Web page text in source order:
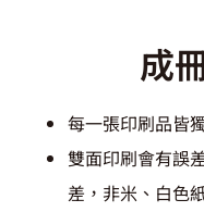
成
每一張印刷品皆
雙面印刷會有誤
差，非米、白色